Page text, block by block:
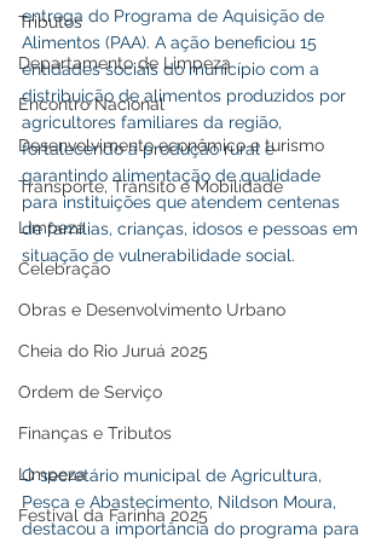
Tributos
Departamento de Limpeza
Encontro Nacional
Desenvolvimento econômico e turismo
Transporte, Trânsito e Mobilidade
Limpeza
Celebração
Obras e Desenvolvimento Urbano
Cheia do Rio Juruá 2025
Ordem de Serviço
Finanças e Tributos
Limpeza
Festival da Farinha 2025
entrega do Programa de Aquisição de
Alimentos (PAA). A ação beneficiou 15
entidades sociais do município com a
distribuição de alimentos produzidos por
agricultores familiares da região,
fortalecendo a produção rural e
garantindo alimentação de qualidade
para instituições que atendem centenas
de famílias, crianças, idosos e pessoas em
situação de vulnerabilidade social.
O secretário municipal de Agricultura,
Pesca e Abastecimento, Nildson Moura,
destacou a importância do programa para